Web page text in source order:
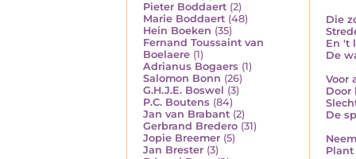
Pieter Boddaert (2)
Marie Boddaert (48)
Hein Boeken (35)
Fernand Toussaint van
Boelaere (1)
Adrianus Bogaers (1)
Salomon Bonn (26)
G.H.J.E. Boswel (3)
P.C. Boutens (84)
Jan van Brabant (2)
Gerbrand Bredero (31)
Jopie Breemer (5)
Jan Brester (3)
Die
En 't
De
Voor
Door
De